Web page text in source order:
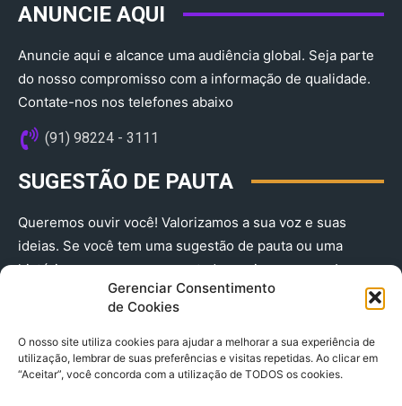
Gerenciar Consentimento
de Cookies
O nosso site utiliza cookies para ajudar a melhorar a sua experiência de
utilização, lembrar de suas preferências e visitas repetidas. Ao clicar em
“Aceitar”, você concorda com a utilização de TODOS os cookies.
ANUNCIE AQUI
Anuncie aqui e alcance uma audiência global. Seja parte
do nosso compromisso com a informação de qualidade.
Contate-nos nos telefones abaixo
(91) 98224 - 3111
SUGESTÃO DE PAUTA
Queremos ouvir você! Valorizamos a sua voz e suas
ideias. Se você tem uma sugestão de pauta ou uma
história que merece ser contada, envie-nos agora!
(91) 98224 - 3111